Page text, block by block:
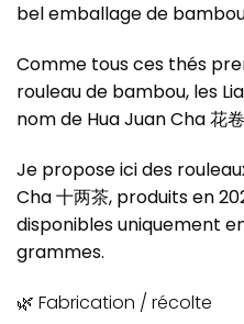
bel emballage de
Comme tous ces thés
rouleau de bambou, les
nom de Hua Juan Cha 花
Je propose ici des
Cha 十两茶, produits en
disponibles uniquement
grammes.
🌿 Fabrication / récolte